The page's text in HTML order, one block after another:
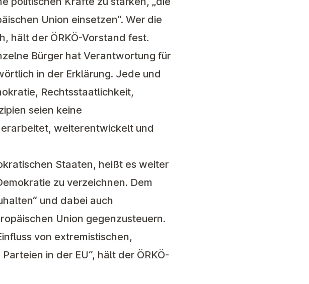
Union einsetzen“. Wer die
hält der ÖRKÖ-Vorstand fest.
Bürger hat Verantwortung für
in der Erklärung. Jede und
Rechtsstaatlichkeit,
seien keine
weiterentwickelt und
Staaten, heißt es weiter
zu verzeichnen. Dem
und dabei auch
Union gegenzusteuern.
von extremistischen,
in der EU“, hält der ÖRKÖ-